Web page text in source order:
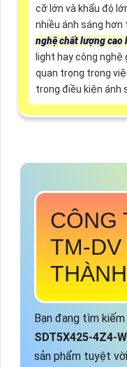
cỡ lớn và khẩu độ
nhiều ánh sáng
nghệ chất lượng cao
light hay công
quan trọng trong
trong điều kiện ánh
CÔNG
TM-
Bạn đang tìm
SDT5X425-4Z4-
sản phẩm tuyệt